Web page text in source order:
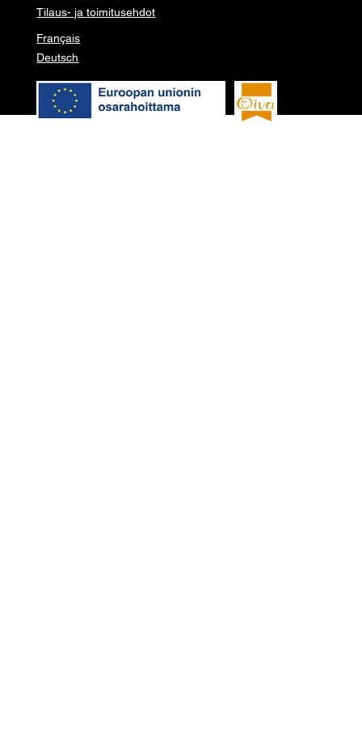
Tilaus- ja toimitusehdot
Français
Deutsch
© 2026 Pure garden